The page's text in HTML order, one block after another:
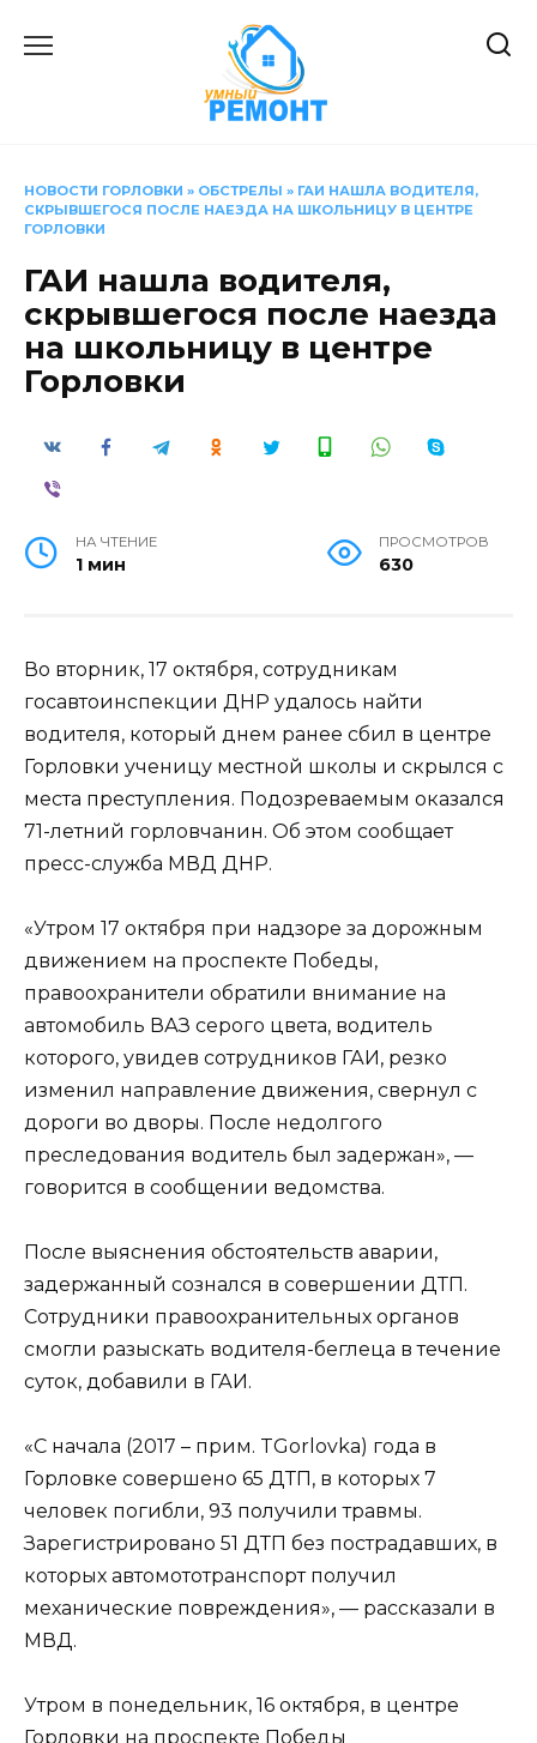
НОВОСТИ ГОРЛОВКИ » ОБСТРЕЛЫ » ГАИ НАШЛА ВОДИТЕЛЯ,
СКРЫВШЕГОСЯ ПОСЛЕ НАЕЗДА НА ШКОЛЬНИЦУ В ЦЕНТРЕ
ГОРЛОВКИ
ГАИ нашла водителя,
скрывшегося после наезда
на школьницу в центре
Горловки
НА ЧТЕНИЕ
1 мин
ПРОСМОТРОВ
630
Во вторник, 17 октября, сотрудникам
госавтоинспекции ДНР удалось найти
водителя, который днем ранее сбил в центре
Горловки ученицу местной школы и скрылся с
места преступления. Подозреваемым оказался
71-летний горловчанин. Об этом сообщает
пресс-служба МВД ДНР.
«Утром 17 октября при надзоре за дорожным
движением на проспекте Победы,
правоохранители обратили внимание на
автомобиль ВАЗ серого цвета, водитель
которого, увидев сотрудников ГАИ, резко
изменил направление движения, свернул с
дороги во дворы. После недолгого
преследования водитель был задержан», —
говорится в сообщении ведомства.
После выяснения обстоятельств аварии,
задержанный сознался в совершении ДТП.
Сотрудники правоохранительных органов
смогли разыскать водителя-беглеца в течение
суток, добавили в ГАИ.
«С начала (2017 – прим. TGorlovka) года в
Горловке совершено 65 ДТП, в которых 7
человек погибли, 93 получили травмы.
Зарегистрировано 51 ДТП без пострадавших, в
которых автомототранспорт получил
механические повреждения», — рассказали в
МВД.
Утром в понедельник, 16 октября, в центре
Горловки на проспекте Победы